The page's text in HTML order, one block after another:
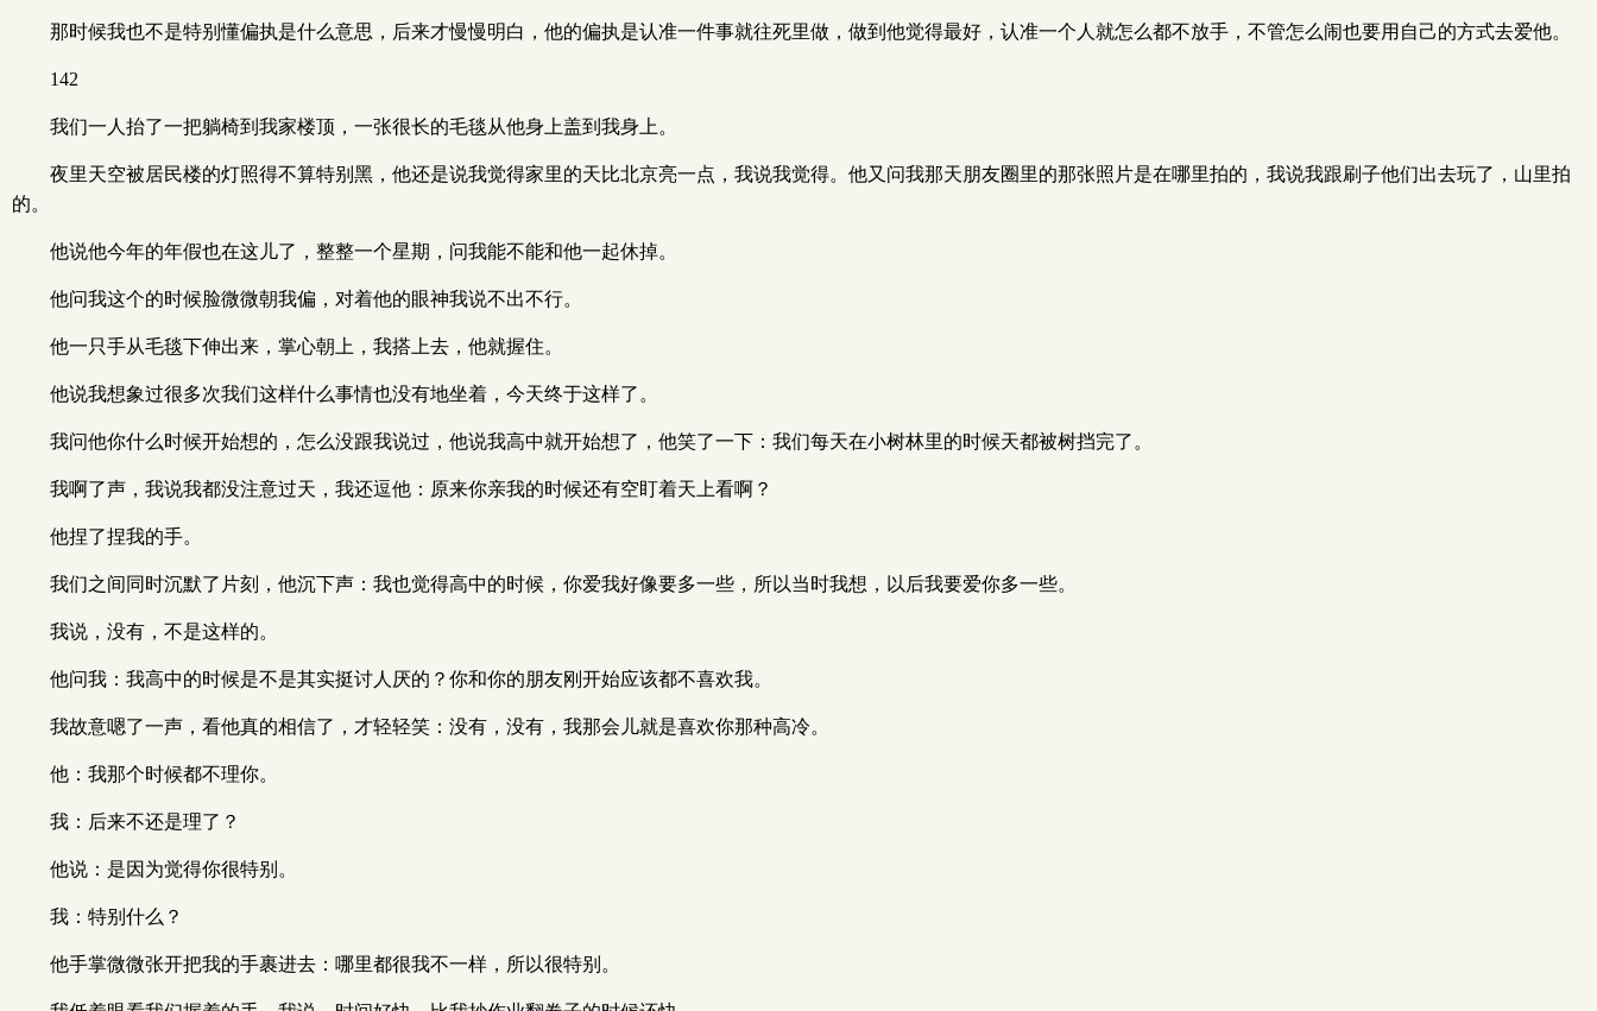
那时候我也不是特别懂偏执是什么意思，后来才慢慢明白，他的偏执是认准一件事就往死里做，做到他觉得最好，认准一个人就怎么都不放手，不管怎么闹也要用自己的方式去爱他。
142
我们一人抬了一把躺椅到我家楼顶，一张很长的毛毯从他身上盖到我身上。
夜里天空被居民楼的灯照得不算特别黑，他还是说我觉得家里的天比北京亮一点，我说我觉得。他又问我那天朋友圈里的那张照片是在哪里拍的，我说我跟刷子他们出去玩了，山里拍
的。
他说他今年的年假也在这儿了，整整一个星期，问我能不能和他一起休掉。
他问我这个的时候脸微微朝我偏，对着他的眼神我说不出不行。
他一只手从毛毯下伸出来，掌心朝上，我搭上去，他就握住。
他说我想象过很多次我们这样什么事情也没有地坐着，今天终于这样了。
我问他你什么时候开始想的，怎么没跟我说过，他说我高中就开始想了，他笑了一下：我们每天在小树林里的时候天都被树挡完了。
我啊了声，我说我都没注意过天，我还逗他：原来你亲我的时候还有空盯着天上看啊？
他捏了捏我的手。
我们之间同时沉默了片刻，他沉下声：我也觉得高中的时候，你爱我好像要多一些，所以当时我想，以后我要爱你多一些。
我说，没有，不是这样的。
他问我：我高中的时候是不是其实挺讨人厌的？你和你的朋友刚开始应该都不喜欢我。
我故意嗯了一声，看他真的相信了，才轻轻笑：没有，没有，我那会儿就是喜欢你那种高冷。
他：我那个时候都不理你。
我：后来不还是理了？
他说：是因为觉得你很特别。
我：特别什么？
他手掌微微张开把我的手裹进去：哪里都很我不一样，所以很特别。